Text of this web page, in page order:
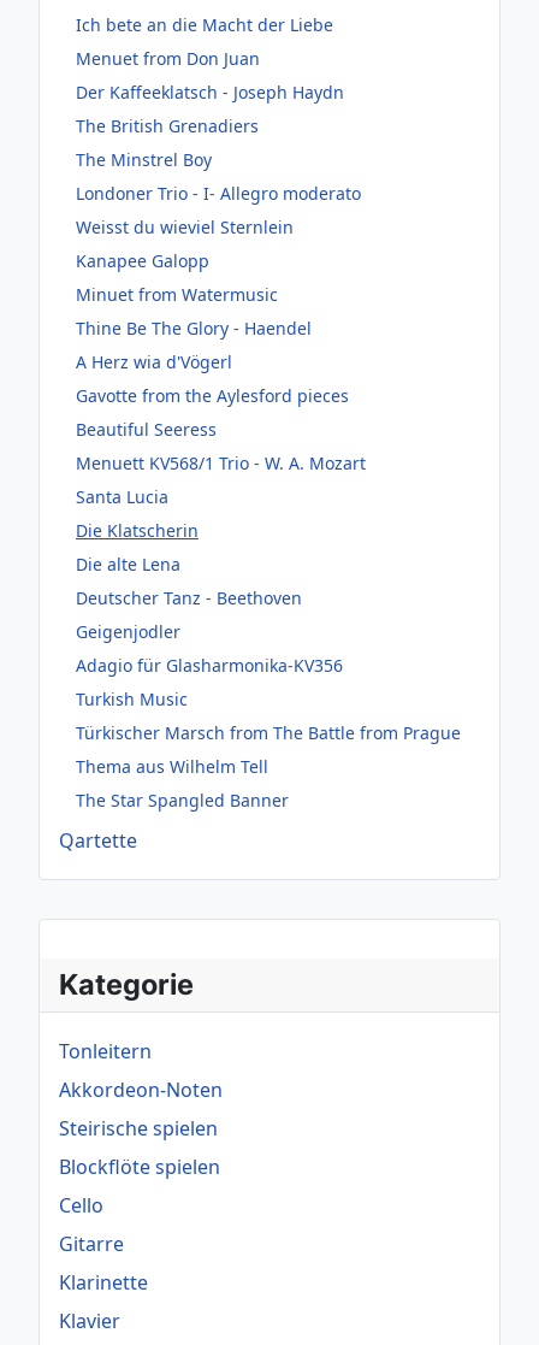
Kategorie
Tonleitern
Akkordeon-Noten
Steirische spielen
Blockflöte spielen
Cello
Gitarre
Klarinette
Klavier
Ich bete an die Macht der Liebe
Menuet from Don Juan
Der Kaffeeklatsch - Joseph Haydn
The British Grenadiers
The Minstrel Boy
Londoner Trio - I- Allegro moderato
Weisst du wieviel Sternlein
Kanapee Galopp
Minuet from Watermusic
Thine Be The Glory - Haendel
A Herz wia d'Vögerl
Gavotte from the Aylesford pieces
Beautiful Seeress
Menuett KV568/1 Trio - W. A. Mozart
Santa Lucia
Die Klatscherin
Die alte Lena
Deutscher Tanz - Beethoven
Geigenjodler
Adagio für Glasharmonika-KV356
Turkish Music
Türkischer Marsch from The Battle from Prague
Thema aus Wilhelm Tell
The Star Spangled Banner
Qartette